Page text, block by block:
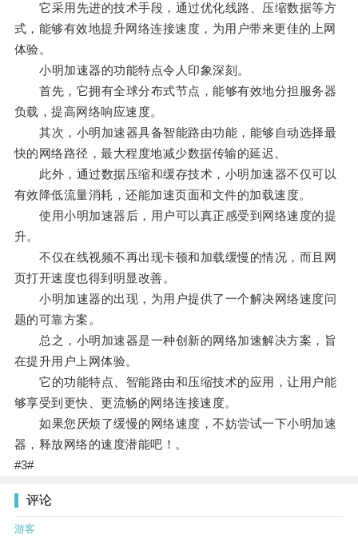
它采用先进的技术手段，通过优化线路、压缩数据等方
式，能够有效地提升网络连接速度，为用户带来更佳的上网
体验。
小明加速器的功能特点令人印象深刻。
首先，它拥有全球分布式节点，能够有效地分担服务器
负载，提高网络响应速度。
其次，小明加速器具备智能路由功能，能够自动选择最
快的网络路径，最大程度地减少数据传输的延迟。
此外，通过数据压缩和缓存技术，小明加速器不仅可以
有效降低流量消耗，还能加速页面和文件的加载速度。
使用小明加速器后，用户可以真正感受到网络速度的提
升。
不仅在线视频不再出现卡顿和加载缓慢的情况，而且网
页打开速度也得到明显改善。
小明加速器的出现，为用户提供了一个解决网络速度问
题的可靠方案。
总之，小明加速器是一种创新的网络加速解决方案，旨
在提升用户上网体验。
它的功能特点、智能路由和压缩技术的应用，让用户能
够享受到更快、更流畅的网络连接速度。
如果您厌烦了缓慢的网络速度，不妨尝试一下小明加速
器，释放网络的速度潜能吧！。
#3#
评论
游客